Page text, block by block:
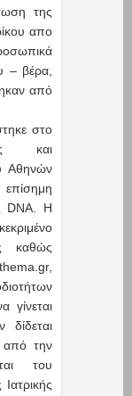
της
απο
– βέρα,
από
στο
και
Αθηνών
DNA. Η
καθώς
γίνεται
από την
του